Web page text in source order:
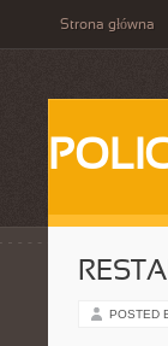
Strona główna
POSTED